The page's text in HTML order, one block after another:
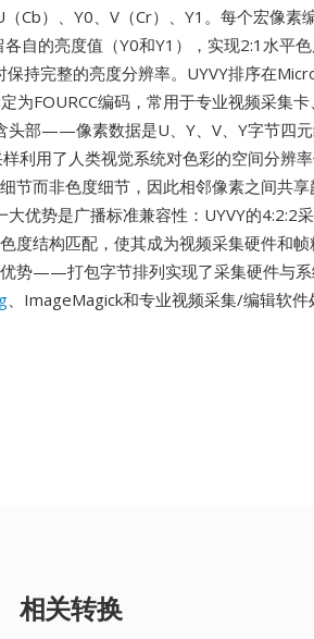
Cb）、Y0、V（Cr）、Y1。每个宏像素
自的亮度值（Y0和Y1），实现2:1水平
持完整的亮度分辨率。UYVY排序在
FOURCC编码，常用于专业视频采集
头部——像素数据是U、Y、V、Y字节四
利用了人类视觉系统对色彩的空间分辨
节而非色度细节，因此相邻像素之间共
优势是广播标准兼容性：UYVY的4:2:2
度结构匹配，使其成为视频采集硬件和
势——打包字节排列实现了采集硬件与
、ImageMagick和专业视频采集/编辑软件
相关转换